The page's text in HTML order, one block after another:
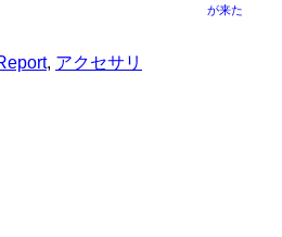
が来た
, アクセサリ